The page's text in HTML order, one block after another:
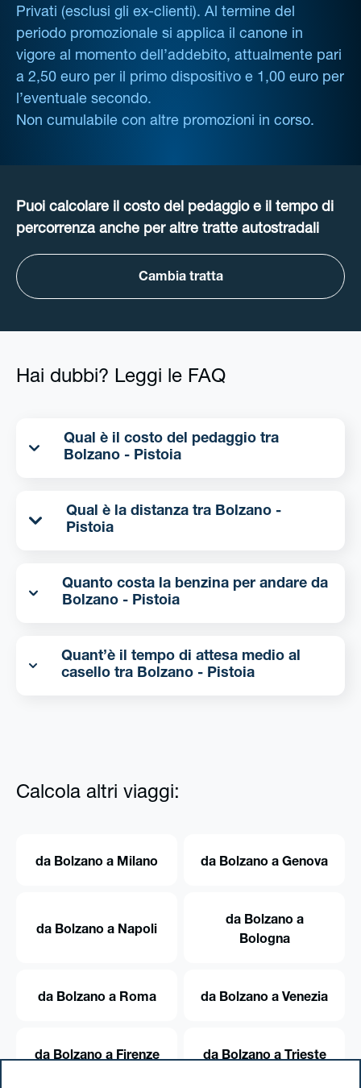
Privati (esclusi gli ex-clienti). Al termine del
periodo promozionale si applica il canone in
vigore al momento dell’addebito, attualmente pari
a 2,50 euro per il primo dispositivo e 1,00 euro per
l’eventuale secondo.
Non cumulabile con altre promozioni in corso.
Puoi calcolare il costo del pedaggio e il tempo di
percorrenza anche per altre tratte autostradali
Cambia tratta
Hai dubbi? Leggi le FAQ
Qual è il costo del pedaggio tra
Bolzano - Pistoia
Qual è la distanza tra Bolzano -
Pistoia
Quanto costa la benzina per andare da
Bolzano - Pistoia
Quant’è il tempo di attesa medio al
casello tra Bolzano - Pistoia
Calcola altri viaggi:
da Bolzano a Milano da Bolzano a Genova
da Bolzano a Napoli
da Bolzano a
Bologna
da Bolzano a Roma da Bolzano a Venezia
da Bolzano a Firenze da Bolzano a Trieste